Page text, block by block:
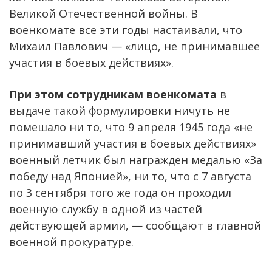
Великой Отечественной войны. В
военкомате все эти годы настаивали, что
Михаил Павлович — «лицо, не принимавшее
участия в боевых действиях».
При этом сотрудникам военкомата в
выдаче такой формулировки ничуть не
помешало ни то, что 9 апреля 1945 года «не
принимавший участия в боевых действиях»
военный летчик был награжден медалью «За
победу над Японией», ни то, что с 7 августа
по 3 сентября того же года он проходил
военную службу в одной из частей
действующей армии, — сообщают в главной
военной прокуратуре.